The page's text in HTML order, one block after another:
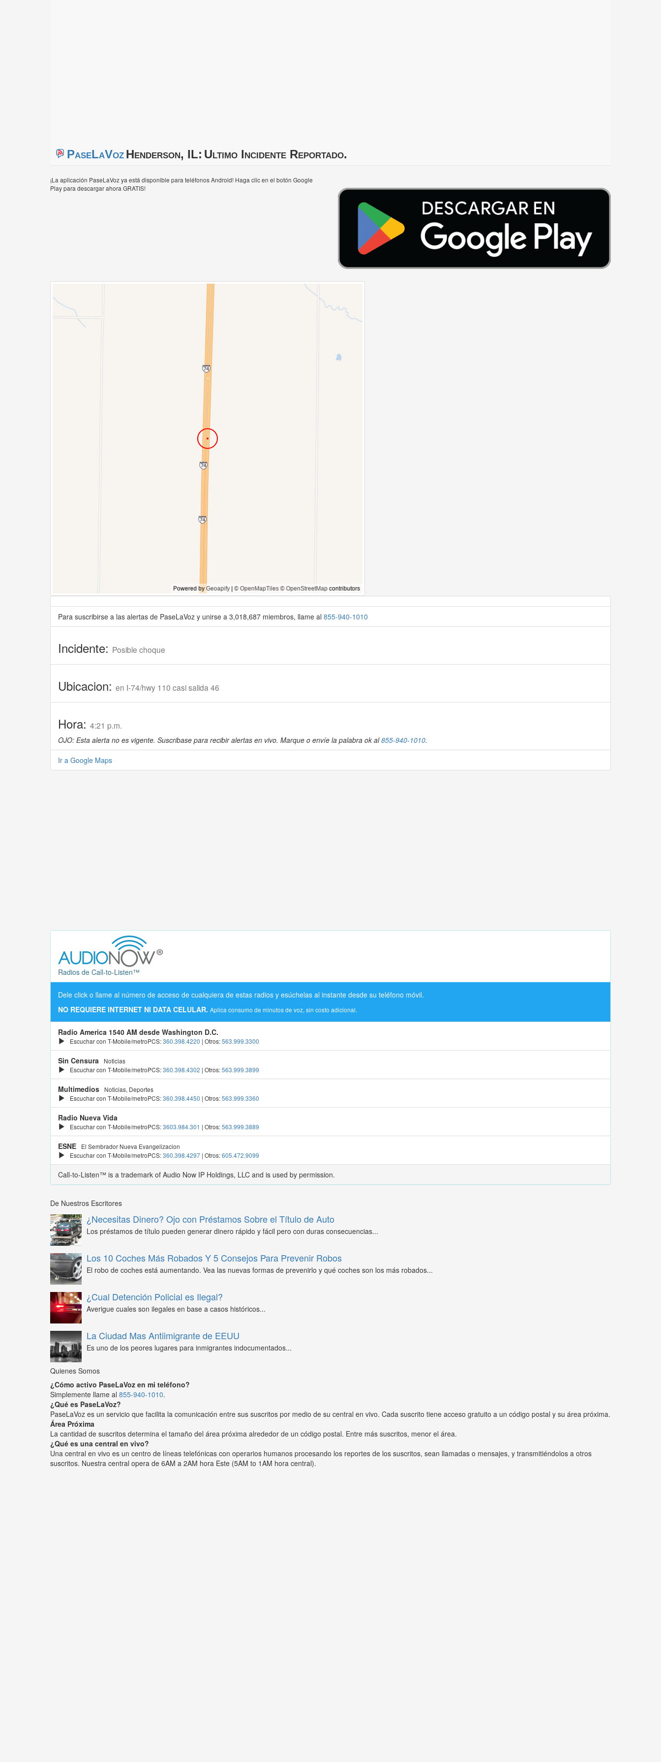
PaseLaVozHenderson, IL: Ultimo Incidente Reportado.
¡La aplicación PaseLaVoz ya está disponible para teléfonos Android! Haga clic en el botón Google
Play para descargar ahora GRATIS!
Para suscribirse a las alertas de PaseLaVoz y unirse a 3,018,687 miembros, llame al 855-940-1010
Incidente: Posible choque
Ubicacion: en I-74/hwy 110 casi salida 46
Hora: 4:21 p.m.
OJO: Esta alerta no es vigente. Suscribase para recibir alertas en vivo. Marque o envíe la palabra ok al855-940-1010.
Ir a Google Maps
Radios de Call-to-Listen™
Dele click o llame al número de acceso de cualquiera de estas radios y esúchelas al instante desde su teléfono móvil.
NO REQUIERE INTERNET NI DATA CELULAR. Aplica consumo de minutos de voz, sin costo adicional.
Radio America 1540 AM desde Washington D.C.
Escuchar con T-Mobile/metroPCS:360.398.4220 | Otros:563.999.3300
Sin Censura
Noticias
Escuchar con T-Mobile/metroPCS:360.398.4302 | Otros:563.999.3899
Multimedios
Noticias, Deportes
Escuchar con T-Mobile/metroPCS:360.398.4450 | Otros:563.999.3360
Radio Nueva Vida
Escuchar con T-Mobile/metroPCS:3603.984.301 | Otros:563.999.3889
ESNE
El Sembrador Nueva Evangelizacion
Escuchar con T-Mobile/metroPCS:360.398.4297 | Otros:605.472.9099
Call-to-Listen™ is a trademark of Audio Now IP Holdings, LLC and is used by permission.
De Nuestros Escritores
¿Necesitas Dinero? Ojo con Préstamos Sobre el Título de Auto
Los préstamos de título pueden generar dinero rápido y fácil pero con duras consecuencias...
Los 10 Coches Más Robados Y 5 Consejos Para Prevenir Robos
El robo de coches está aumentando. Vea las nuevas formas de prevenirlo y qué coches son los más robados...
¿Cual Detención Policial es Ilegal?
Averigue cuales son ilegales en base a casos históricos...
La Ciudad Mas Antiimigrante de EEUU
Es uno de los peores lugares para inmigrantes indocumentados...
Quienes Somos
¿Cómo activo PaseLaVoz en mi teléfono?
Simplemente llame al 855-940-1010.
¿Qué es PaseLaVoz?
PaseLaVoz es un servicio que facilita la comunicación entre sus suscritos por medio de su central en vivo. Cada suscrito tiene acceso gratuito a un código postal y su área próxima.
Área Próxima
La cantidad de suscritos determina el tamaño del área próxima alrededor de un código postal. Entre más suscritos, menor el área.
¿Qué es una central en vivo?
Una central en vivo es un centro de líneas telefónicas con operarios humanos procesando los reportes de los suscritos, sean llamadas o mensajes, y transmitiéndolos a otros
suscritos. Nuestra central opera de 6AM a 2AM hora Este (5AM to 1AM hora central).